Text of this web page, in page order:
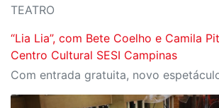
TEATRO
“Lia Lia”, com Bete Coelho e Camila
Centro Cultural SESI Campinas